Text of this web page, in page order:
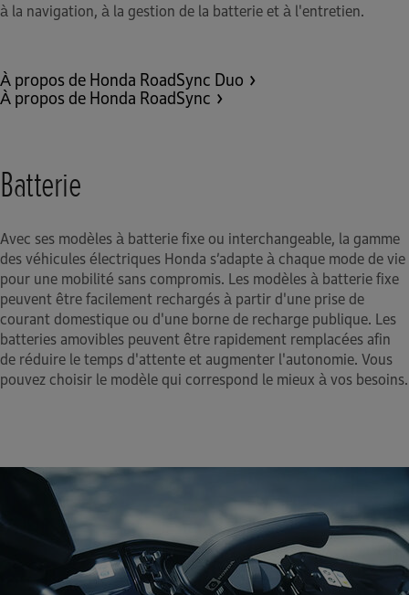
à la navigation, à la gestion de la batterie et à l'entretien.
À propos de Honda RoadSync Duo
À propos de Honda RoadSync
Batterie
Avec ses modèles à batterie fixe ou interchangeable, la gamme
des véhicules électriques Honda s’adapte à chaque mode de vie
pour une mobilité sans compromis. Les modèles à batterie fixe
peuvent être facilement rechargés à partir d'une prise de
courant domestique ou d'une borne de recharge publique. Les
batteries amovibles peuvent être rapidement remplacées afin
de réduire le temps d'attente et augmenter l'autonomie. Vous
pouvez choisir le modèle qui correspond le mieux à vos besoins.